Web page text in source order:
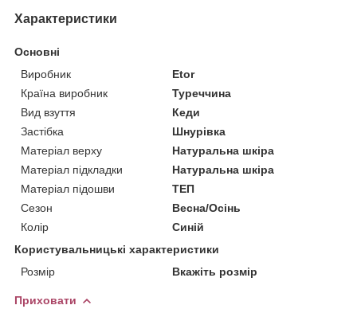
Характеристики
Основні
Виробник
Etor
Країна виробник
Туреччина
Вид взуття
Кеди
Застібка
Шнурівка
Матеріал верху
Натуральна шкіра
Матеріал підкладки
Натуральна шкіра
Матеріал підошви
ТЕП
Сезон
Весна/Осінь
Колір
Синій
Користувальницькі характеристики
Розмір
Вкажіть розмір
Приховати